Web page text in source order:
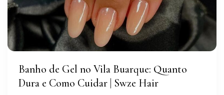
Banho de Gel no Vila Buarque: Quanto
Dura e Como Cuidar | Swze Hair